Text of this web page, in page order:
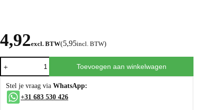
4,92excl. BTW(5,95incl. BTW)
Toevoegen aan winkelwagen
Stel je vraag via WhatsApp:
+31 683 530 426